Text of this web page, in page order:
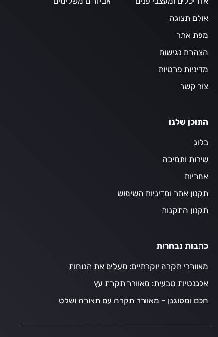
אולם תצוגה
מפת אתר
הצהרת נגישות
מדיניות פרטיות
צור קשר
התוכן שלנו
בלוג
שירות ותמיכה
אחריות
תקנון אתר ומדיניות השימוש
תקנון התקנות
כתבות נבחרות
מאווררי תקרה יוקרתיים: מעלים את הנוחות
אלגנטיות טבעית: מאוורר תקרת עץ
חכם ומסוגנן – מאוורר תקרה עם תאורה ושלט